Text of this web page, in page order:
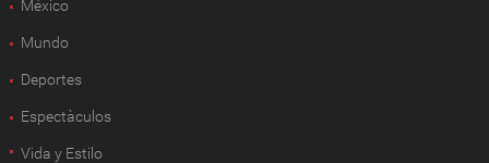
México
Mundo
Deportes
Espectàculos
Vida y Estilo